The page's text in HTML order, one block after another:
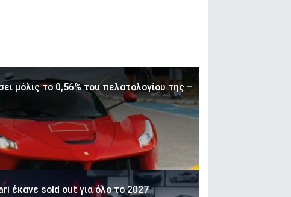
μόλις το 0,56% του πελατολογίου της –
έκανε sold out για όλο το 2027